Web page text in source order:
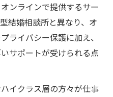
ンラインで提供するサー
結婚相談所と異なり、オ
ライバシー保護に加え、
サポートが受けられる点
イクラス層の方々が仕事